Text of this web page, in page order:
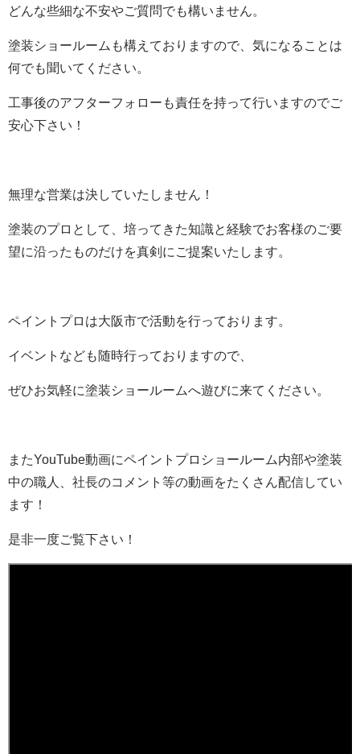
どんな些細な不安やご質問でも構いません。
塗装ショールームも構えておりますので、気になることは
何でも聞いてください。
工事後のアフターフォローも責任を持って行いますのでご
安心下さい！
無理な営業は決していたしません！
塗装のプロとして、培ってきた知識と経験でお客様のご要
望に沿ったものだけを真剣にご提案いたします。
ペイントプロは大阪市で活動を行っております。
イベントなども随時行っておりますので、
ぜひお気軽に塗装ショールームへ遊びに来てください。
またYouTube動画にペイントプロショールーム内部や塗装
中の職人、社長のコメント等の動画をたくさん配信してい
ます！
是非一度ご覧下さい！